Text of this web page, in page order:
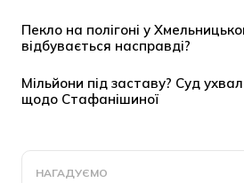
НАГАДУЄМО